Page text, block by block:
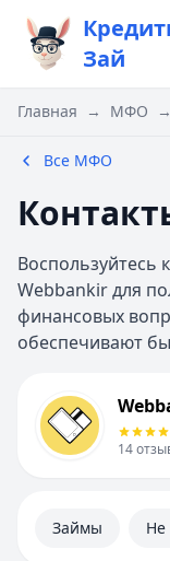
Зай
Главная → МФО →
Все МФО
Воспользуйтесь
Webbankir для
финансовых
обеспечивают
Информация
14
Займы Не